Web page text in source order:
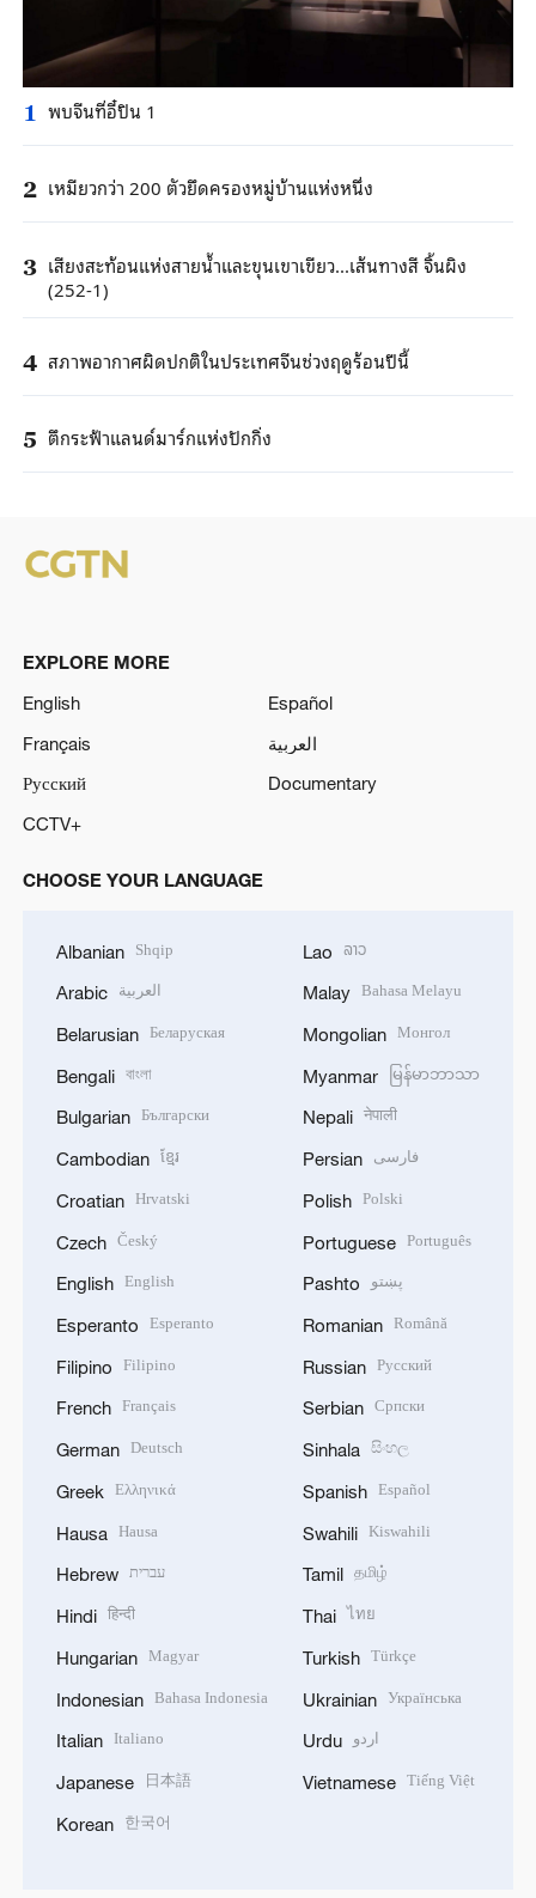
1 พบจีนที่อี๋ปิน 1
2 เหมียวกว่า 200 ตัวยึดครองหมู่บ้านแห่งหนึ่ง
3 เสียงสะท้อนแห่งสายน้ำและขุนเขาเขียว...เส้นทางสี จิ้นผิง
(252-1)
4 สภาพอากาศผิดปกติในประเทศจีนช่วงฤดูร้อนปีนี้
5 ตึกระฟ้าแลนด์มาร์กแห่งปักกิ่ง
EXPLORE MORE
English
Español
Français
العربية
Русский
Documentary
CCTV+
CHOOSE YOUR LANGUAGE
Albanian Shqip
Arabic العربية
Belarusian Беларуская
Bengali বাংলা
Bulgarian Български
Cambodian ខ្មែរ
Croatian Hrvatski
Czech Český
English English
Esperanto Esperanto
Filipino Filipino
French Français
German Deutsch
Greek Ελληνικά
Hausa Hausa
Hebrew עברית
Hindi हिन्दी
Hungarian Magyar
Indonesian Bahasa Indonesia
Italian Italiano
Japanese 日本語
Korean 한국어
Lao ລາວ
Malay Bahasa Melayu
Mongolian Монгол
Myanmar မြန်မာဘာသာ
Nepali नेपाली
Persian فارسی
Polish Polski
Portuguese Português
Pashto پښتو
Romanian Română
Russian Русский
Serbian Српски
Sinhala සිංහල
Spanish Español
Swahili Kiswahili
Tamil தமிழ்
Thai ไทย
Turkish Türkçe
Ukrainian Українська
Urdu اردو
Vietnamese Tiếng Việt